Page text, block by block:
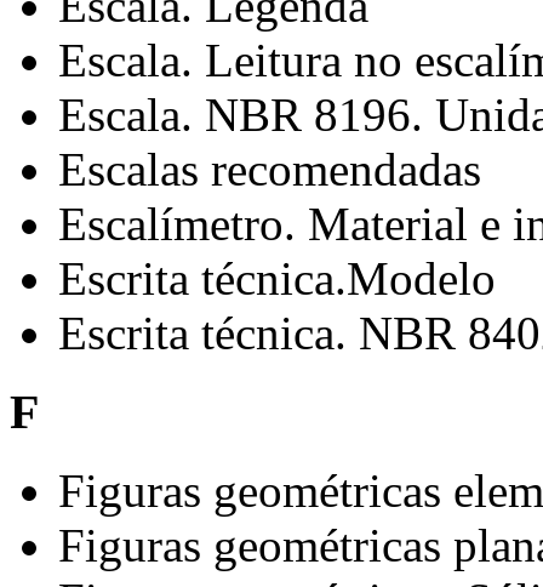
Escala. Leitura no
Escala. NBR 8196.
Escalas recomendadas
Escalímetro. Material e
Escrita técnica.Modelo
Escrita técnica. NBR
F
Figuras geométricas
Figuras geométricas